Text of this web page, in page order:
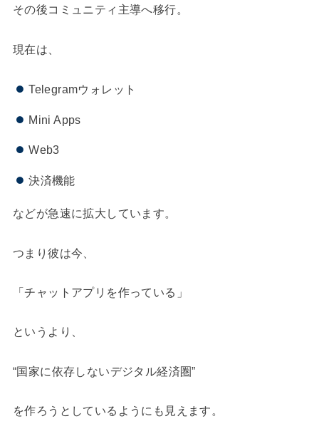
その後コミュニティ主導へ移行。
現在は、
Telegramウォレット
Mini Apps
Web3
決済機能
などが急速に拡大しています。
つまり彼は今、
「チャットアプリを作っている」
というより、
“国家に依存しないデジタル経済圏”
を作ろうとしているようにも見えます。